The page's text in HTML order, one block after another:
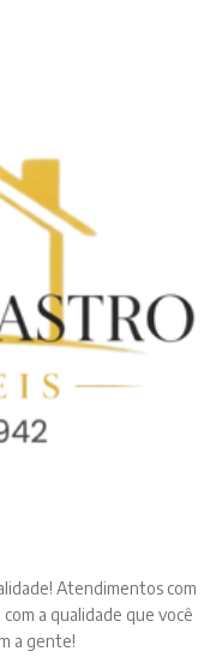
Atendimentos com
a qualidade que você
a gente!